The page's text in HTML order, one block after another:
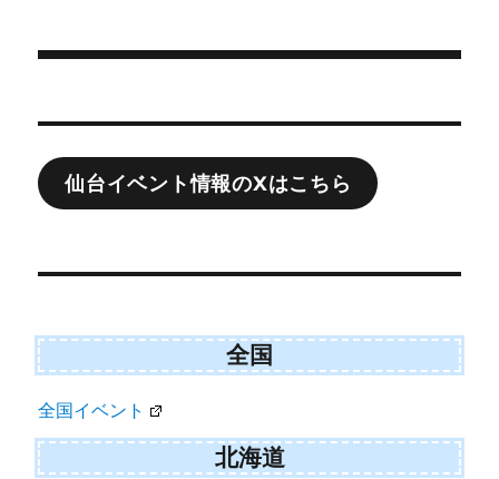
r
稿
ナ
ビ
ー
ョ
ン
仙台イベント情報のXはこちら
全国
全国イベント
北海道